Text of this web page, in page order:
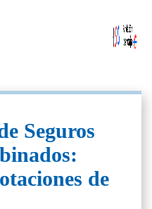
Seguros
de